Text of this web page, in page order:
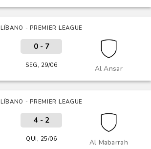
LÍBANO - PREMIER LEAGUE
Al Ansar
0- 7
SEG, 29/06
LÍBANO - PREMIER LEAGUE
Al Mabarrah
4- 2
QUI, 25/06